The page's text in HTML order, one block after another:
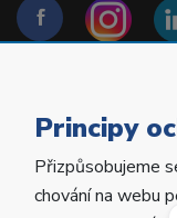
Copyright ©
Principy
Přizpůsobujeme
chování na webu